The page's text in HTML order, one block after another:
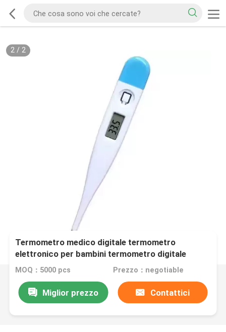
2/ 2
Termometro medico digitale termometro
elettronico per bambini termometro digitale
veloce lettura di 1 minuto
MOQ：5000 pcs Prezzo：negotiable
Miglior prezzo Contattici